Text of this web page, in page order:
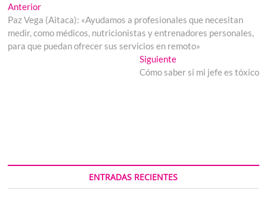
Navegación
de
entradas
AnteriorEntrada
anterior:
Paz Vega (Aitaca): «Ayudamos a profesionales que necesitan
medir, como médicos, nutricionistas y entrenadores personales,
para que puedan ofrecer sus servicios en remoto»
SiguienteEntrada
siguiente:
Cómo saber si mi jefe es tóxico
ENTRADAS RECIENTES